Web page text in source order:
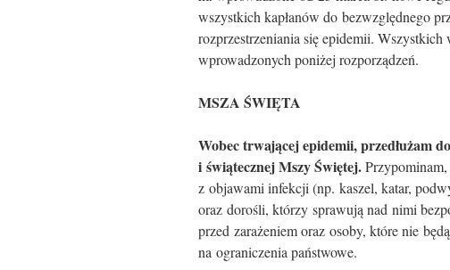
wszystkich kapłanów do bezwzględnego
rozprzestrzeniania się epidemii.
wprowadzonych poniżej rozporządzeń.
MSZA ŚWIĘTA
Wobec trwającej epidemii, przedłużam
i świąte­cznej Mszy Świętej.
z objawami infekcji (np. kaszel, katar,
oraz dorośli, którzy sprawują nad nimi
przed zarażeniem oraz osoby, które nie
na ograniczenia państwowe.